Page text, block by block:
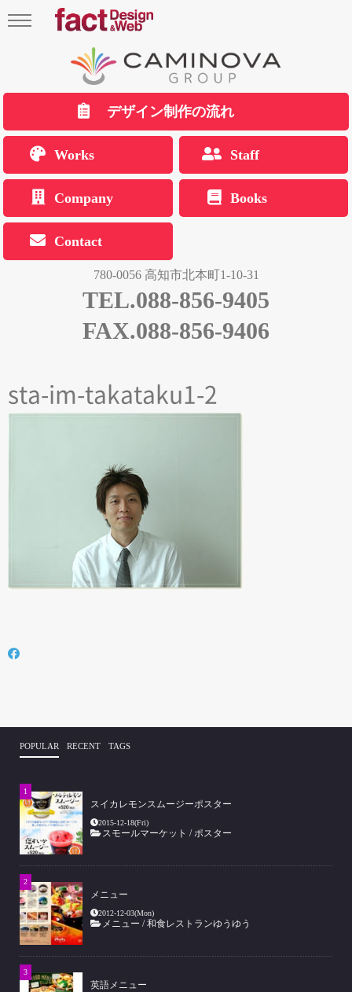
デザイン制作の流れ
Works Staff
Company Books
Contact
780-0056 高知市北本町1-10-31
TEL.088-856-9405
FAX.088-856-9406
sta-im-takataku1-2
POPULAR RECENT TAGS
スイカレモンスムージーポスター
2015-12-18(Fri)
スモールマーケット /ポスター
メニュー
2012-12-03(Mon)
メニュー /和食レストランゆうゆう
英語メニュー